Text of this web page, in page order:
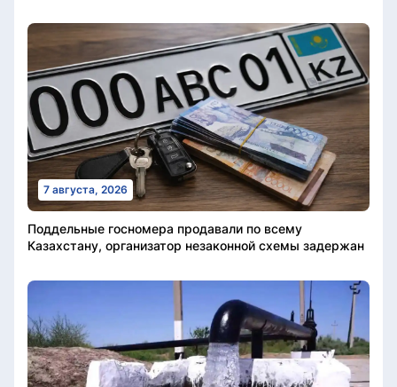
7 августа, 2026
Поддельные госномера продавали по всему
Казахстану, организатор незаконной схемы задержан